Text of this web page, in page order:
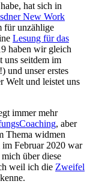
hat sich in
New Work
für unzählige
Lesung für das
haben wir gleich
uns seitdem im
und unser erstes
Welt und leistet uns
immer mehr
, aber
Thema widmen
im Februar 2020 war
über diese
weil ich die Zweifel